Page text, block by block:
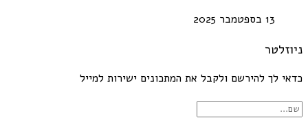
13 בספטמבר 2025
ניוזלטר
כדאי לך להירשם ולקבל את המתכונים ישירות למייל